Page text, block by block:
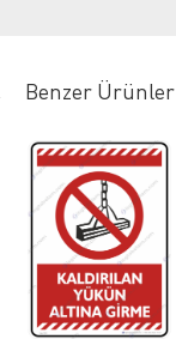
Benzer Ürünler